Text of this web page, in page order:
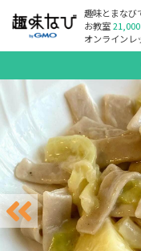
趣味とまなび
お教室21,000
オンライン